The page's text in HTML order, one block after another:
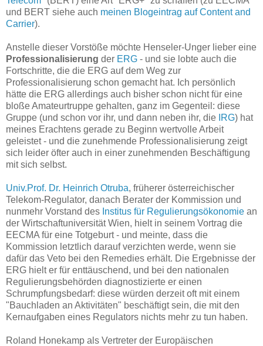
und BERT siehe auch meinen Blogeintrag auf Content and
Carrier).
Anstelle dieser Vorstöße möchte Henseler-Unger lieber eine
Professionalisierung der ERG - und sie lobte auch die
Fortschritte, die die ERG auf dem Weg zur
Professionalisierung schon gemacht hat. Ich persönlich
hätte die ERG allerdings auch bisher schon nicht für eine
bloße Amateurtruppe gehalten, ganz im Gegenteil: diese
Gruppe (und schon vor ihr, und dann neben ihr, die IRG) hat
meines Erachtens gerade zu Beginn wertvolle Arbeit
geleistet - und die zunehmende Professionalisierung zeigt
sich leider öfter auch in einer zunehmenden Beschäftigung
mit sich selbst.
Univ.Prof. Dr. Heinrich Otruba, früherer österreichischer
Telekom-Regulator, danach Berater der Kommission und
nunmehr Vorstand des Institus für Regulierungsökonomie an
der Wirtschaftuniversität Wien, hielt in seinem Vortrag die
EECMA für eine Totgeburt - und meinte, dass die
Kommission letztlich darauf verzichten werde, wenn sie
dafür das Veto bei den Remedies erhält. Die Ergebnisse der
ERG hielt er für enttäuschend, und bei den nationalen
Regulierungsbehörden diagnostizierte er einen
Schrumpfungsbedarf: diese würden derzeit oft mit einem
"Bauchladen an Aktivitäten" beschäftigt sein, die mit den
Kernaufgaben eines Regulators nichts mehr zu tun haben.
Roland Honekamp als Vertreter der Europäischen